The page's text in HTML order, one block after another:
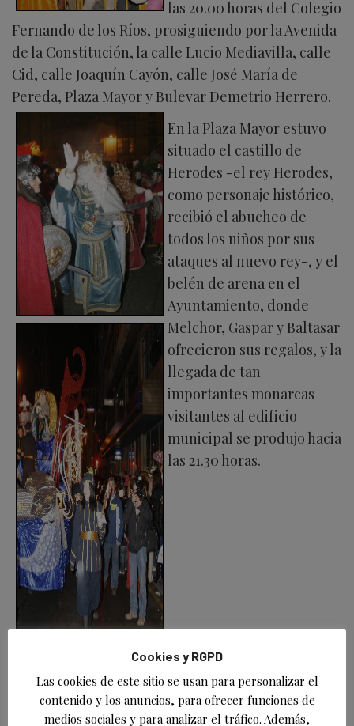
las 20.00 horas del Colegio
Fernando de los Ríos, prosiguiendo por la Avenida
de la Constitución, la calle Lucio Mediavilla, calle
Cid, calle Joaquín Cayón, calle José María de
Pereda, Plaza Mayor y Bulevar Demetrio Herrero.
En la Plaza Mayor estuvo
situado el castillo de
Herodes -el rey Herodes,
como personaje histórico,
recibió el abucheo de
todos los niños por sus
ataques al nuevo rey-, y el
belén de arena en el
Ayuntamiento, donde
Melchor, Gaspar y Baltasar
ofrecieron sus regalos, y la
llegada de tan
importantes monarcas
visitantes al edificio
municipal se produjo hacia
las 21.30 horas.
Acerca de Últimas entradas
Cookies y RGPD
Las cookies de este sitio se usan para personalizar el
contenido y los anuncios, para ofrecer funciones de
medios sociales y para analizar el tráfico. Además,